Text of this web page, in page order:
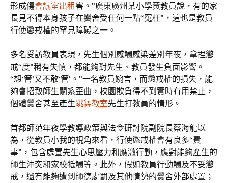
形成傷會議室出租 害。”廣東廣州某小學黃教員說，有的家
長見不得本身孩子在黌舍受任何一點“冤枉”，這也是教員
行使懲戒權的罕見障礙之一。
多名受訪教員表現，先生個別感觸感染差別年夜，拿捏懲
戒“度”稍有失慎，都能夠對先生、教員發生負面影響。
“想‘管’又不敢‘管’。”一名教員婉言，而懲戒權的損失，能
夠會招致師生關系歪曲，校園欺負得不到實時有用禁止，
個體黌舍甚至產生跳舞教室先生打教員的情形。
首都師范年夜學教導政策與法令研討院副院長蔡海龍以
為，從教員小我的視角來看，行使懲戒權會有良多“費
事”，包含處置先生心思壓力和應激行動，應對能夠產生的
師生沖突和家校牴觸等。此外，假如教員行動觸及不妥懲
戒，還有能夠遭到師德處罰及其他情勢的黌舍外部處置；